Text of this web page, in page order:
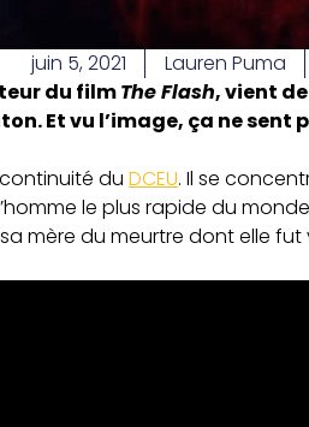
juin 5, 2021 Lauren Puma
du filmThe Flash, vient
Et vu l’image, ça ne
du DCEU. Il se
le plus rapide du
mère du meurtre dont elle fut